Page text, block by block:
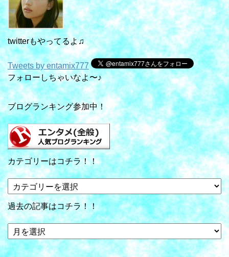
twitterもやってるよ♫
Tweets by entamix777
フォローしちゃいなよ〜♪
ブログランキング参加中！
カテゴリーはコチラ！！
テ
ゴ
リ
ー
は
コ
過去の記事はコチラ！！
過
去
の